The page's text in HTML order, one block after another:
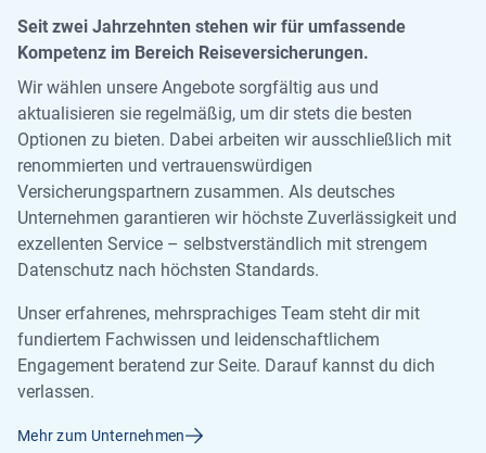
Seit zwei Jahrzehnten stehen wir für umfassende
Kompetenz im Bereich Reiseversicherungen.
Wir wählen unsere Angebote sorgfältig aus und
aktualisieren sie regelmäßig, um dir stets die besten
Optionen zu bieten. Dabei arbeiten wir ausschließlich mit
renommierten und vertrauenswürdigen
Versicherungspartnern zusammen. Als deutsches
Unternehmen garantieren wir höchste Zuverlässigkeit und
exzellenten Service – selbstverständlich mit strengem
Datenschutz nach höchsten Standards.
Unser erfahrenes, mehrsprachiges Team steht dir mit
fundiertem Fachwissen und leidenschaftlichem
Engagement beratend zur Seite. Darauf kannst du dich
verlassen.
Mehr zum Unternehmen